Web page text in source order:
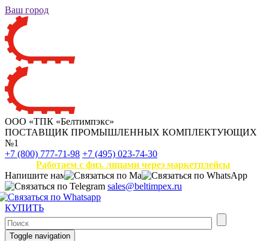
Ваш город
ООО «ТПК «Белтимпэкс»
ПОСТАВЩИК ПРОМЫШЛЕННЫХ КОМПЛЕКТУЮЩИХ
№1
+7 (800) 777-71-98 +7 (495) 023-74-30
Работаем с физ. лицами через маркетплейсы
Напишите нам
sales@beltimpex.ru
КУПИТЬ
Toggle navigation